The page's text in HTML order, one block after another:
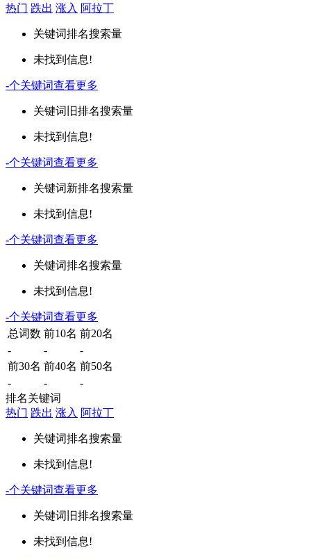
热门 跌出 涨入 阿拉丁
关键词排名搜索量
未找到信息!
-个关键词查看更多
关键词 旧排名搜索量
未找到信息!
-个关键词查看更多
关键词新排名搜索量
未找到信息!
-个关键词查看更多
关键词排名搜索量
未找到信息!
-个关键词查看更多
总词数 前10名 前20名
-
-
-
前30名 前40名 前50名
-
-
-
排名关键词
热门 跌出 涨入 阿拉丁
关键词排名搜索量
未找到信息!
-个关键词查看更多
关键词 旧排名搜索量
未找到信息!